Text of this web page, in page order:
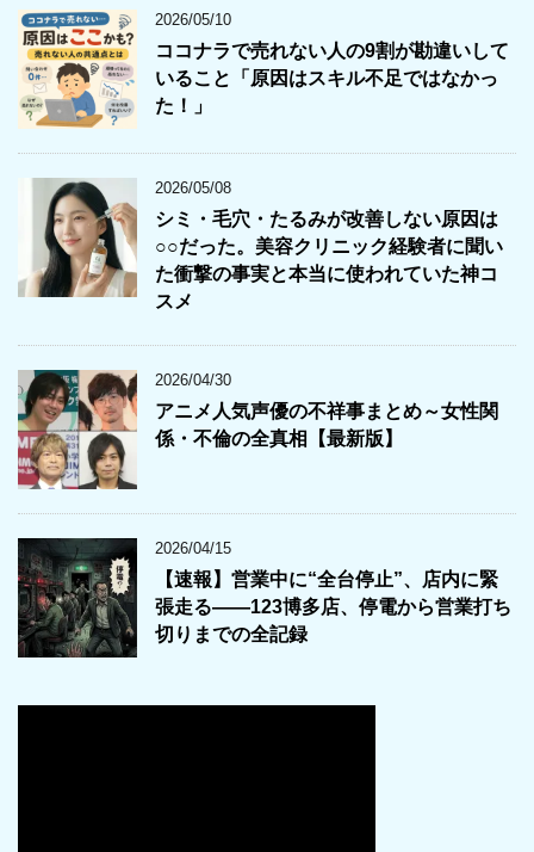
2026/05/10
ココナラで売れない人の9割が勘違いして
いること「原因はスキル不足ではなかっ
た！」
2026/05/08
シミ・毛穴・たるみが改善しない原因は
○○だった。美容クリニック経験者に聞い
た衝撃の事実と本当に使われていた神コ
スメ
2026/04/30
アニメ人気声優の不祥事まとめ～女性関
係・不倫の全真相【最新版】
2026/04/15
【速報】営業中に“全台停止”、店内に緊
張走る――123博多店、停電から営業打ち
切りまでの全記録